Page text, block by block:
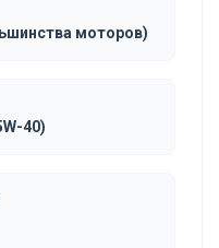
моторов)
40)